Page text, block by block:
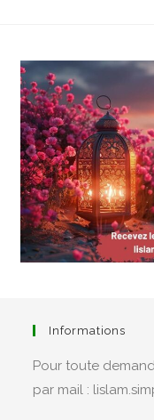
Informations
Pour toute
par mail :